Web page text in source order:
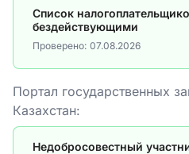
Список
бездействующими
Проверено: 07.08.2026
Портал государственных
Казахстан:
Недобросовестный